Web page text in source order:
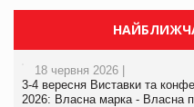
18 червня 2026 |
3-4 вересня Виставки та
2026: Власна марка - Власна